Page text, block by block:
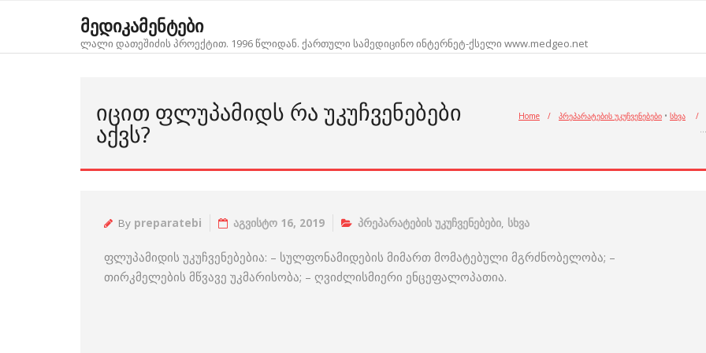
მედიკამენტები
ლალი დათეშიძის პროექტით. 1996 წლიდან. ქართული სამედიცინო ინტერნეტ-ქსელი www.medgeo.net
ᲘᲪᲘᲗ ᲤᲚᲣᲞᲐᲛᲘᲓᲡ ᲠᲐ ᲣᲙᲣᲩᲕᲔᲜᲔᲑᲔᲑᲘ
ᲐᲥᲕᲡ?
Home / პრეპარატების უკუჩვენებები • სხვა
/
…
By preparatebi აგვისტო 16, 2019 პრეპარატების უკუჩვენებები, სხვა
ფლუპამიდის უკუჩვენებებია: – სულფონამიდების მიმართ მომატებული მგრძნობელობა; –
თირკმელების მწვავე უკმარისობა; – ღვიძლისმიერი ენცეფალოპათია.